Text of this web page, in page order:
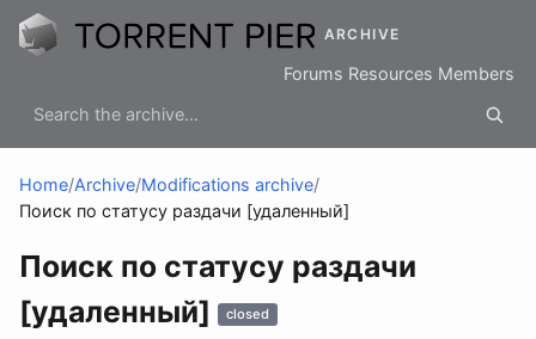
ARCHIVE
Forums Resources Members
Home/Archive/Modifications archive/
Поиск по статусу раздачи [удаленный]
Поиск по статусу раздачи
[удаленный]
closed